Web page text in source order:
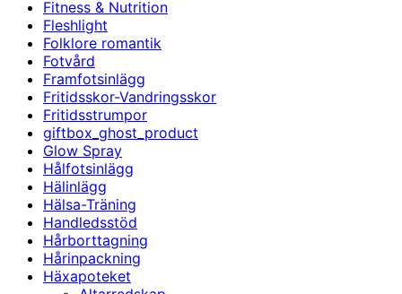
Fitness & Nutrition
Fleshlight
Folklore romantik
Fotvård
Framfotsinlägg
Fritidsskor-Vandringsskor
Fritidsstrumpor
giftbox_ghost_product
Glow Spray
Hålfotsinlägg
Hälinlägg
Hälsa-Träning
Handledsstöd
Hårborttagning
Hårinpackning
Häxapoteket